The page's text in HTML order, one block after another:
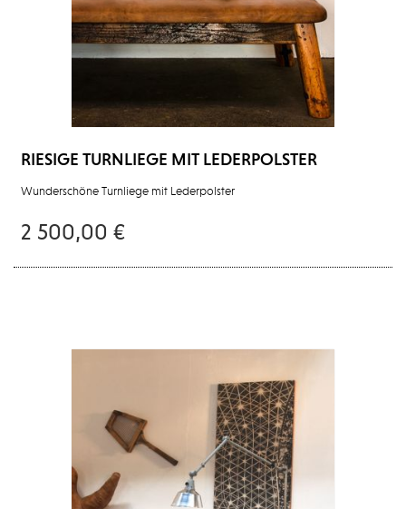
RIESIGE TURNLIEGE MIT LEDERPOLSTER
Wunderschöne Turnliege mit Lederpolster
2 500,00 €